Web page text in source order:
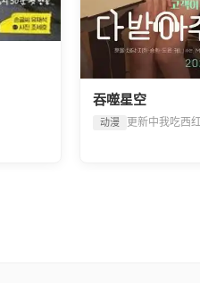
吞噬星空
动漫 更新中我吃西